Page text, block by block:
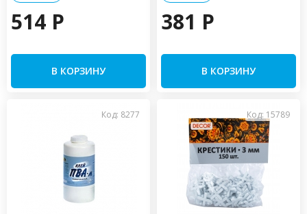
514 P
В КОРЗИНУ
381 P
В КОРЗИНУ
Код: 8277 Код: 15789